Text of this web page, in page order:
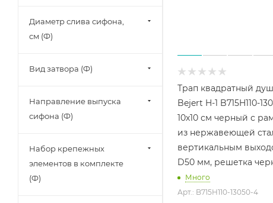
Трап квадратный
Bejert H-1 B715H110-
10х10 см черный с
из нержавеющей
вертикальным
D50 мм, решетка
Много
Арт.: B715H110-13050-4
Диаметр слива сифона,
см (Ф)
Вид затвора (Ф)
Направление выпуска
сифона (Ф)
Набор крепежных
элементов в комплекте
(Ф)